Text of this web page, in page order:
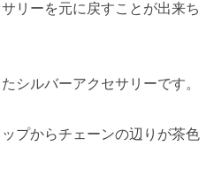
リーを元に戻すことが出来ち
シルバーアクセサリーです。
プからチェーンの辺りが茶色